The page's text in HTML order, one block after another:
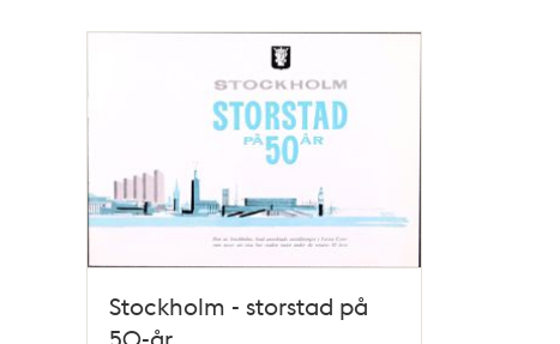
Stockholm - storstad på